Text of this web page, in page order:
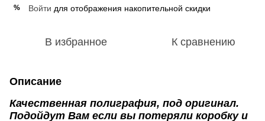
% Войти для отображения накопительной скидки
В избранное К сравнению
Описание
Качественная полиграфия, под оригинал.
Подойдут Вам если вы потеряли коробку и